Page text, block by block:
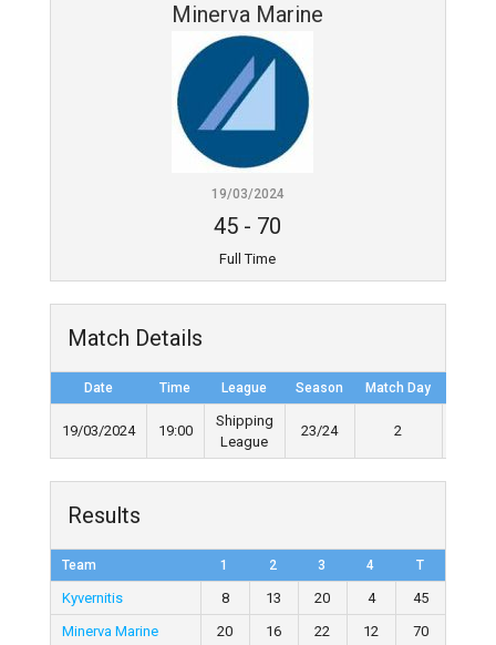
Minerva Marine
19/03/2024
45 - 70
Full Time
Match Details
Date Time League Season Match Day
19/03/2024 19:00
Shipping
League
23/24 2
Results
Team 1 2 3 4 T
Kyvernitis 8 13 20 4
45
Minerva Marine
20 16 22 12 70